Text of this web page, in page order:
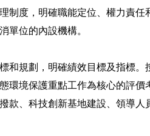
度，明確職能定位、權力責任
單位的內設機構。
規劃，明確績效目標及指標。
環境保護重點工作為核心的評
款、科技創新基地建設、領導